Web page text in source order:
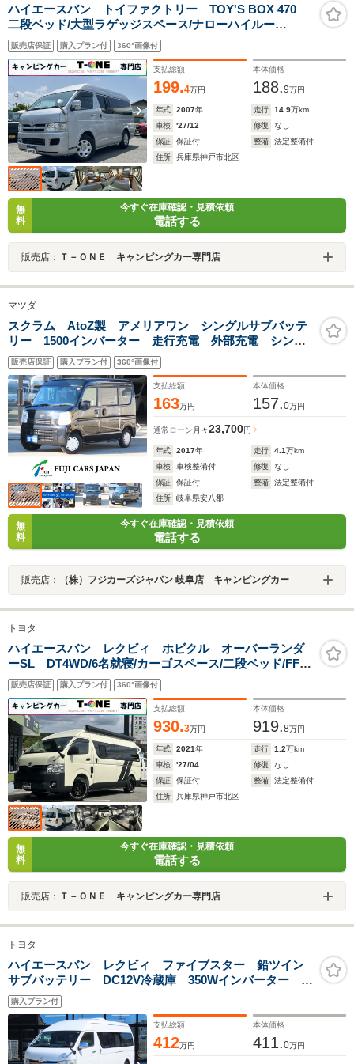
ハイエースバン トイファクトリー TOY'S BOX 470
二段ベッド/大型ラゲッジスペース/ナローハイルー
フ/350Wインバーター/サブバッテリー/シンク/アウターシ
ャワー/走行充電器/KENWOOD製メモリーナビ/リアヒー
ター/リアクーラー/
販売店保証 購入プラン付 360°画像付
支払総額
199.4万円
本体価格
188.9万円
年式 2007年 走行 14.9万km
車検
'27/12 修復
なし
保証
保証付 整備
法定整備付
住所
兵庫県神戸市北区
無
料
今すぐ在庫確認・見積依頼
電話する
販売店： Ｔ－ＯＮＥ キャンピングカー専門店
マツダ
スクラム AtoZ製 アメリアワン シングルサブバッテ
リー 1500インバーター 走行充電 外部充電 シン
ク 給排水10Lタンク アウターシャワー
販売店保証 購入プラン付 360°画像付
支払総額
163万円
本体価格
157.0万円
通常ローン 月々23,700円
年式 2017年 走行 4.1万km
車検
車検整備付 修復
なし
保証
保証付 整備
法定整備付
住所
岐阜県安八郡
無
料
今すぐ在庫確認・見積依頼
電話する
販売店： （株）フジカーズジャパン 岐阜店 キャンピングカー
トヨタ
ハイエースバン レクビィ ホビクル オーバーランダ
ーSL DT4WD/6名就寝/カーゴスペース/二段ベッド/FFヒ
ーター/1500Wインバーター/ツインサブバッテリー/フリッ
プダウンモニター/マックスファン/ソーラーパネル/着脱式
シンク/トヨタ先進装備/レイズA/W/ビッグX/ETC
販売店保証 購入プラン付 360°画像付
支払総額
930.3万円
本体価格
919.8万円
年式 2021年 走行 1.2万km
車検
'27/04 修復
なし
保証
保証付 整備
法定整備付
住所
兵庫県神戸市北区
無
料
今すぐ在庫確認・見積依頼
電話する
販売店： Ｔ－ＯＮＥ キャンピングカー専門店
トヨタ
ハイエースバン レクビィ ファイブスター 鉛ツイン
サブバッテリー DC12V冷蔵庫 350Wインバーター 走
行充電 外部充電 外部電源 給水タンク 排水タン
ク マックスファン リアテレビ シンク リアヒータ
ー リアクーラー
購入プラン付
支払総額
412万円
本体価格
411.0万円